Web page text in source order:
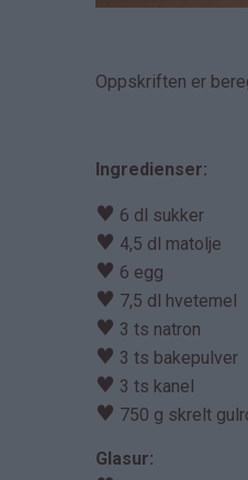
Oppskriften er
Ingredienser:
♥ 6 dl sukker
♥ 4,5 dl matolje
♥ 6 egg
♥ 7,5 dl hvetemel
♥ 3 ts natron
♥ 3 ts bakepulver
♥ 3 ts kanel
♥ 750 g skrelt
Glasur: